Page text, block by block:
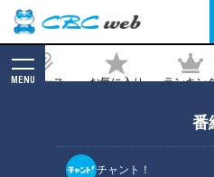
ニュース お気に入り ランキン
MENU
番
チャント！
2019/07/14 07:30